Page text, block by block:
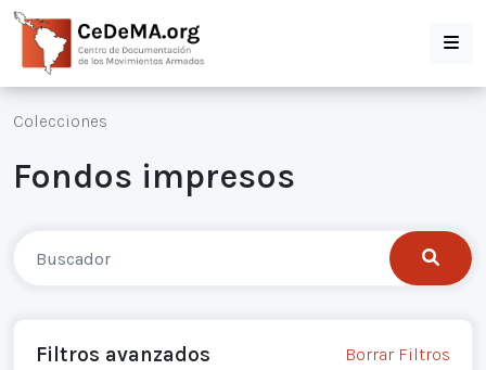
Colecciones
Fondos impresos
Filtros avanzados Borrar Filtros